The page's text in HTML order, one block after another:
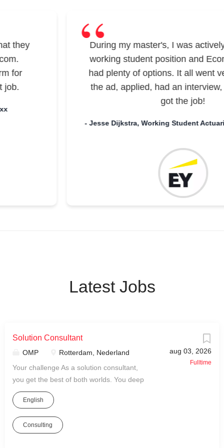
bovengemiddelde studieresultaten,
aantoonbare analytische vaardigheden en
relevante werkervaring/extracurriculaire
activiteiten. Bij Argon & Co zijn we opzoek
naar Strategie Consultants die goed in het
team passen. Consultants bij Argon & Co
je daarnaast ook: een brede interesse
they
for
During my master's, I was actively
working student position and
had plenty of options. It all went
the ad, applied, had an interview,
got the job!
- Jesse Dijkstra, Working Student
Latest Jobs
aug 03, 2026
Fulltime
Solution Consultant
OMP
Rotterdam, Nederland
Your challenge As a solution consultant,
you get the best of both worlds. You deep
dive into one of our industry-specific
solutions to improve our OMP software
solution and enrich its functionality. You
gather input about our customer’s needs
English
Consulting